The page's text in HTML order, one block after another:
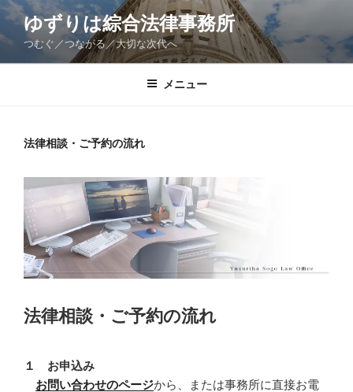
コ
ン
ゆずりは綜合法律事務所
つむぐ／つながる／大切な次代へ
メニュー
法律相談・ご予約の流れ
法律相談・ご予約の流れ
１ お申込み
お問い合わせのページから、または事務所に直接お電